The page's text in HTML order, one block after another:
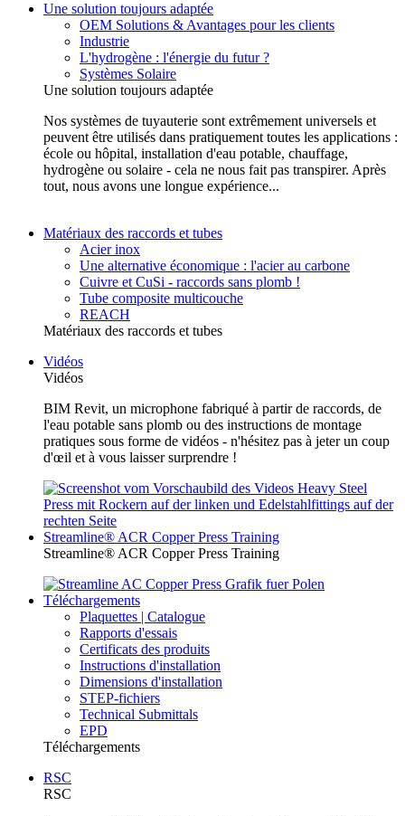
Une solution toujours adaptée
OEM Solutions & Avantages pour les clients
Industrie
L'hydrogène : l'énergie du futur ?
Systèmes Solaire
Une solution toujours adaptée
Nos systèmes de tuyauterie sont extrêmement universels et
peuvent être utilisés dans pratiquement toutes les applications :
école ou hôpital, installation d'eau potable, chauffage,
hydrogène ou solaire - cela ne nous fait pas transpirer. Après
tout, nous avons une longue expérience...
Matériaux des raccords et tubes
Acier inox
Une alternative économique : l'acier au carbone
Cuivre et CuSi - raccords sans plomb !
Tube composite multicouche
REACH
Matériaux des raccords et tubes
Vidéos
Vidéos
BIM Revit, un microphone fabriqué à partir de raccords, de
l'eau potable sans plomb ou des instructions de montage
pratiques sous forme de vidéos - n'hésitez pas à jeter un coup
d'œil et à vous laisser surprendre !
Streamline® ACR Copper Press Training
Streamline® ACR Copper Press Training
Téléchargements
Plaquettes | Catalogue
Rapports d'essais
Certificats des produits
Instructions d'installation
Dimensions d'installation
STEP-fichiers
Technical Submittals
EPD
Téléchargements
RSC
RSC